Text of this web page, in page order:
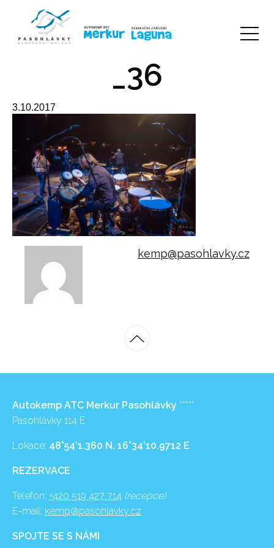
_36
3.10.2017
kemp@pasohlavky.cz
Autokemp ATC Merkur Pasohlávky *****
Pasohlávky 114 E
Lokace: 48°54’1.360 N, 16°34’10.9712 E
REZERVACE
Telefon: +420 519 427 714 (recepce)
E-mail: kemp@pasohlavky.cz
SPOJTE SE S NÁMI